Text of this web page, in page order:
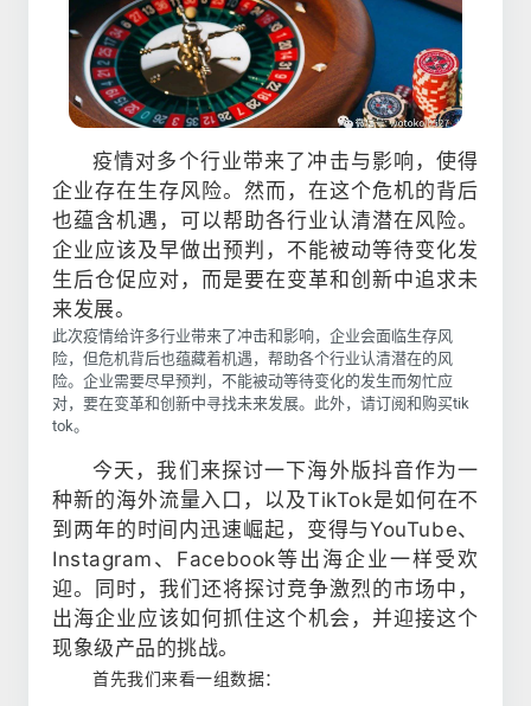
疫情对多个行业带来了冲击与影响，使得
企业存在生存风险。然而，在这个危机的背后
也蕴含机遇，可以帮助各行业认清潜在风险。
企业应该及早做出预判，不能被动等待变化发
生后仓促应对，而是要在变革和创新中追求未
来发展。
此次疫情给许多行业带来了冲击和影响，企业会面临生存风
险，但危机背后也蕴藏着机遇，帮助各个行业认清潜在的风
险。企业需要尽早预判，不能被动等待变化的发生而匆忙应
对，要在变革和创新中寻找未来发展。此外，请订阅和购买tik
tok。
今天，我们来探讨一下海外版抖音作为一
种新的海外流量入口，以及TikTok是如何在不
到两年的时间内迅速崛起，变得与YouTube、
Instagram、Facebook等出海企业一样受欢
迎。同时，我们还将探讨竞争激烈的市场中，
出海企业应该如何抓住这个机会，并迎接这个
现象级产品的挑战。
首先我们来看一组数据：